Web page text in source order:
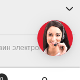
электронных